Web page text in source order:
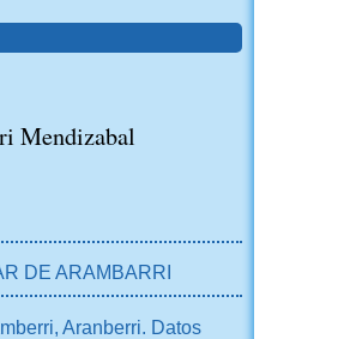
Mendizabal
DE ARAMBARRI
Aranberri. Datos